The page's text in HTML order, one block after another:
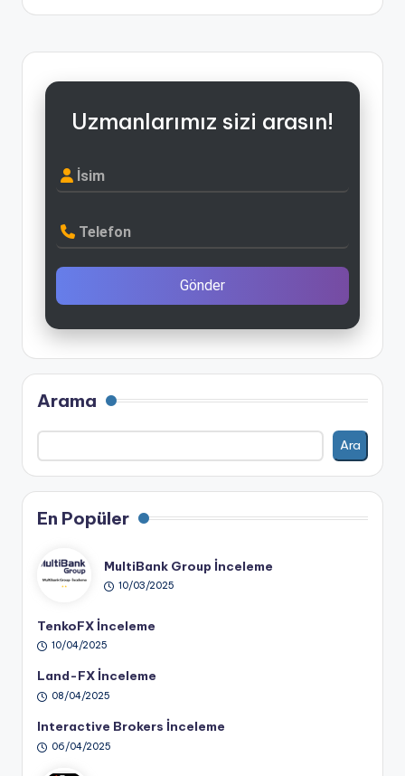
Uzmanlarımız sizi arasın!
İsim
Telefon
Gönder
Arama
Ara
En Popüler
MultiBank Group İnceleme
10/03/2025
TenkoFX İnceleme
10/04/2025
Land-FX İnceleme
08/04/2025
Interactive Brokers İnceleme
06/04/2025